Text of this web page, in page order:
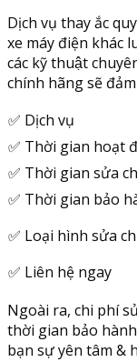
Dịch vụ thay ắc
xe máy điện khác
các kỹ thuật
chính hãng sẽ
✅ Dịch vụ
✅ Thời gian hoạt
✅ Thời gian sửa
✅ Thời gian bảo
✅ Loại hình sửa
✅ Liên hệ ngay
Ngoài ra, chi phí
thời gian bảo
bạn sự yên tâm &